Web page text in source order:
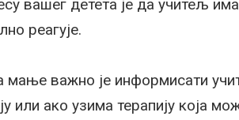
вашег детета је да учитељ
реагује.
мање важно је информисати
или ако узима терапију која